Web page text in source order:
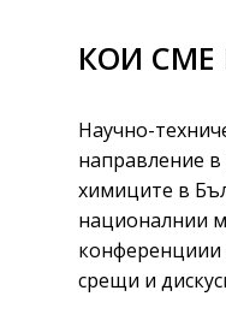
КОИ СМЕ
Научно-
направление
химиците в
националнии
конференциии
срещи и